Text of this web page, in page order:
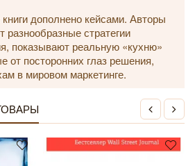
дополнено кейсами. Авторы
разнообразные стратегии
показывают реальную «кухню»
от посторонних глаз решения,
в мировом маркетинге.